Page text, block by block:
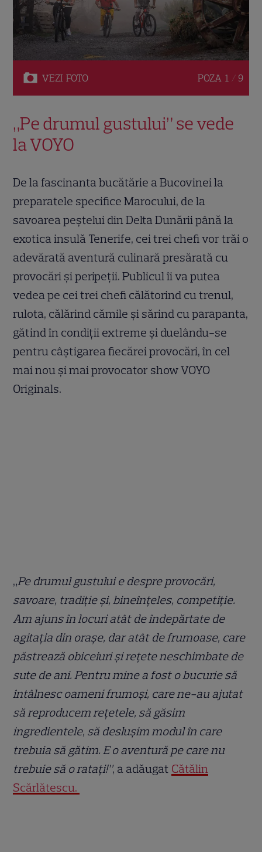
VEZI FOTO POZA 1 / 9
„Pe drumul gustului” se vede
la VOYO
De la fascinanta bucătărie a Bucovinei la
preparatele specifice Marocului, de la
savoarea peștelui din Delta Dunării până la
exotica insulă Tenerife, cei trei chefi vor trăi o
adevărată aventură culinară presărată cu
provocări și peripeții. Publicul îi va putea
vedea pe cei trei chefi călătorind cu trenul,
rulota, călărind cămile și sărind cu parapanta,
gătind în condiții extreme și duelându-se
pentru câștigarea fiecărei provocări, în cel
mai nou și mai provocator show VOYO
Originals.
„Pe drumul gustului e despre provocări,
savoare, tradiție și, bineînțeles, competiție.
Am ajuns în locuri atât de îndepărtate de
agitația din orașe, dar atât de frumoase, care
păstrează obiceiuri și rețete neschimbate de
sute de ani. Pentru mine a fost o bucurie să
întâlnesc oameni frumoși, care ne-au ajutat
să reproducem rețetele, să găsim
ingredientele, să deslușim modul în care
trebuia să gătim. E o aventură pe care nu
trebuie să o ratați!”, a adăugat Cătălin
Scărlătescu.